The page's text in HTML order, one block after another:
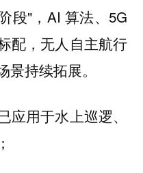
段"，AI 算法、5G
配，无人自主航行
持续拓展。
用于水上巡逻、